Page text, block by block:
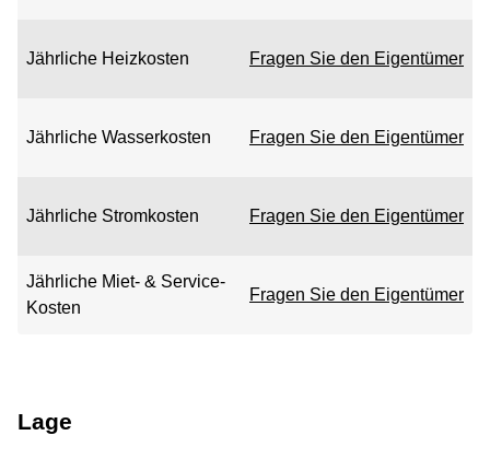
Jährliche Heizkosten Fragen Sie den Eigentümer
Jährliche Wasserkosten Fragen Sie den Eigentümer
Jährliche Stromkosten Fragen Sie den Eigentümer
Jährliche Miet- & Service-
Kosten
Fragen Sie den Eigentümer
Lage